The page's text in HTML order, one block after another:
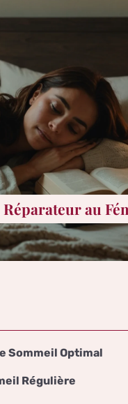
au
Sommeil Optimal
Régulière